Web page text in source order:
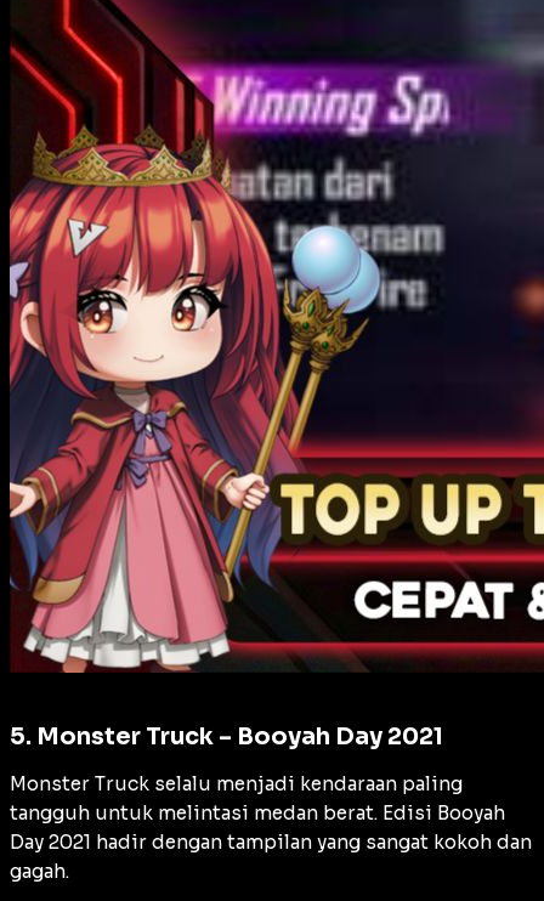
5. Monster Truck – Booyah Day 2021
Monster Truck selalu menjadi kendaraan paling
tangguh untuk melintasi medan berat. Edisi Booyah
Day 2021 hadir dengan tampilan yang sangat kokoh dan
gagah.